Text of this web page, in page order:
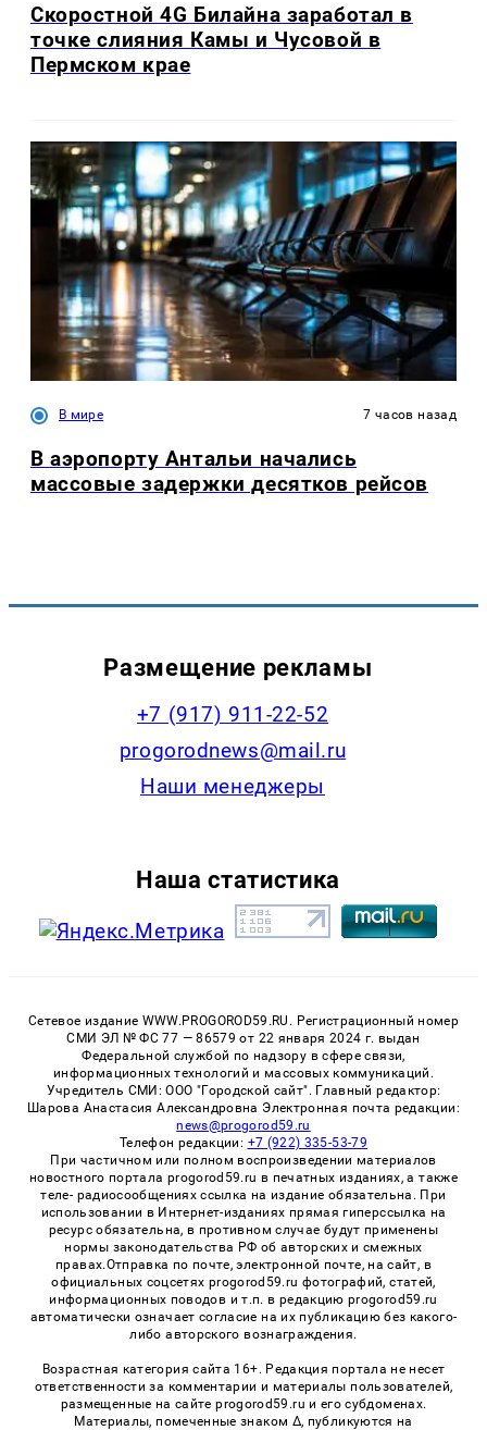
Скоростной 4G Билайна заработал в
точке слияния Камы и Чусовой в
Пермском крае
В мире 7 часов назад
В аэропорту Антальи начались
массовые задержки десятков рейсов
Размещение рекламы
+7 (917) 911-22-52
progorodnews@mail.ru
Наши менеджеры
Наша статистика
Сетевое издание WWW.PROGOROD59.RU. Регистрационный номер
СМИ ЭЛ № ФС 77 — 86579 от 22 января 2024 г. выдан
Федеральной службой по надзору в сфере связи,
информационных технологий и массовых коммуникаций.
Учредитель СМИ: ООО "Городской сайт". Главный редактор:
Шарова Анастасия Александровна Электронная почта редакции:
news@progorod59.ru
Телефон редакции: +7 (922) 335-53-79
При частичном или полном воспроизведении материалов
новостного портала progorod59.ru в печатных изданиях, а также
теле- радиосообщениях ссылка на издание обязательна. При
использовании в Интернет-изданиях прямая гиперссылка на
ресурс обязательна, в противном случае будут применены
нормы законодательства РФ об авторских и смежных
правах.Отправка по почте, электронной почте, на сайт, в
официальных соцсетях progorod59.ru фотографий, статей,
информационных поводов и т.п. в редакцию progorod59.ru
автоматически означает согласие на их публикацию без какого-
либо авторского вознаграждения.
Возрастная категория сайта 16+. Редакция портала не несет
ответственности за комментарии и материалы пользователей,
размещенные на сайте progorod59.ru и его субдоменах.
Материалы, помеченные знаком Δ, публикуются на